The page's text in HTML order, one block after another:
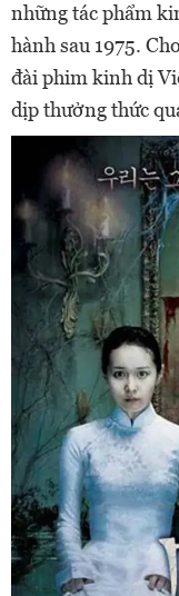
những tác phẩm
hành sau 1975.
đài phim kinh dị
dịp thưởng thức